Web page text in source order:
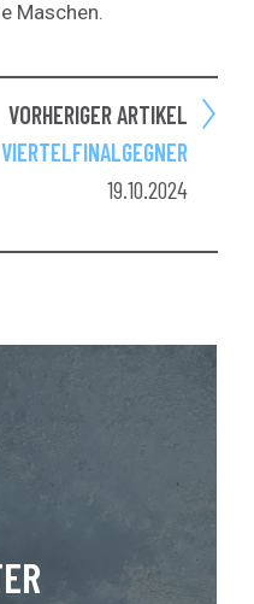
Maschen.
VORHERIGER ARTIKEL
19.10.2024